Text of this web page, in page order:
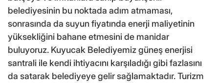
belediyesinin bu noktada adım atmaması,
sonrasında da suyun fiyatında enerji maliyetinin
yüksekliğini bahane etmesini de manidar
buluyoruz. Kuyucak Belediyemiz güneş enerjisi
santrali ile kendi ihtiyacını karşıladığı gibi fazlasını
da satarak belediyeye gelir sağlamaktadır. Turizm